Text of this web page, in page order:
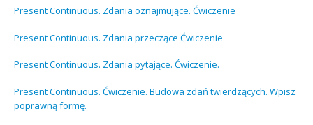
Present Continuous. Zdania oznajmujące. Ćwiczenie
Present Continuous. Zdania przeczące Ćwiczenie
Present Continuous. Zdania pytające. Ćwiczenie.
Present Continuous. Ćwiczenie. Budowa zdań twierdzących. Wpisz
poprawną formę.